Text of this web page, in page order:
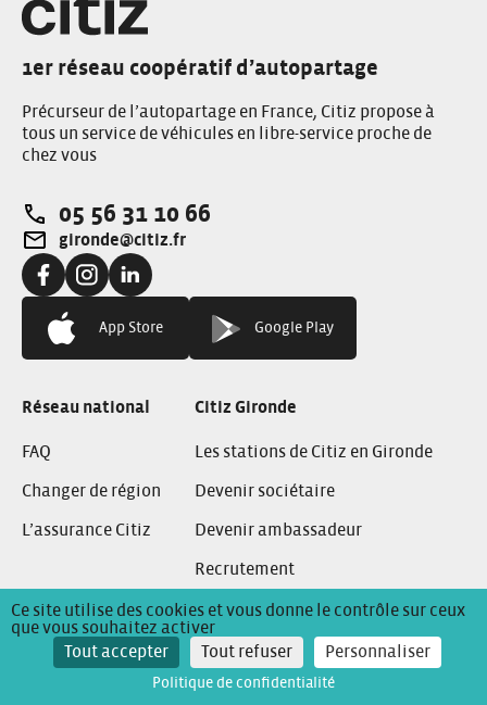
1er réseau coopératif d’autopartage
Précurseur de l’autopartage en France, Citiz propose à
tous un service de véhicules en libre-service proche de
chez vous
Téléphone:
05 56 31 10 66
Adresse e-mail:
gironde@citiz.fr
Facebook:Instagram:Linkedin:
App Store Google Play
Réseau national
FAQ
Changer de région
L’assurance Citiz
Citiz Gironde
Les stations de Citiz en Gironde
Devenir sociétaire
Devenir ambassadeur
Recrutement
Conditions Générales de Location
Mentions Légales
Politique de confidentialité
Ce site utilise des cookies et vous donne le contrôle sur ceux
que vous souhaitez activer
Tout accepter
Tout refuser Personnaliser
Politique de confidentialité